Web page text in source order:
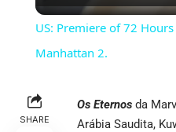
US: Premiere of 72
Manhattan 2.
SHARE
Os Eternos da
Arábia Saudita,